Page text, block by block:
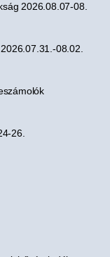
2026.08.07-08.
08.02.
26.